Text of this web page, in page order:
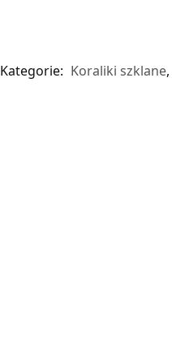
Kategorie: Koraliki szklane,